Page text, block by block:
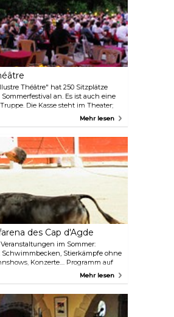
Théâtre" hat 250 Sitzplätze
an. Es ist auch eine
Die Kasse steht im Theater;
oder am Telefon buchen. Die
Programm zu erkundigen,
unsere Website.
Mehr lesen
des Cap d'Agde
Veranstaltungen im Sommer:
Schwimmbecken, Stierkämpfe ohne
Konzerte.... Programm auf
Mehr lesen